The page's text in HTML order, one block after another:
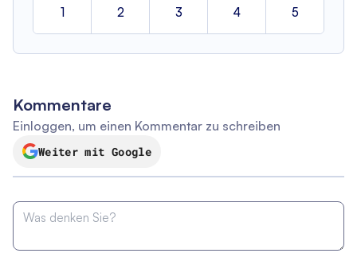
1 2 3 4 5
Kommentare
Einloggen, um einen Kommentar zu schreiben
Weiter mit Google